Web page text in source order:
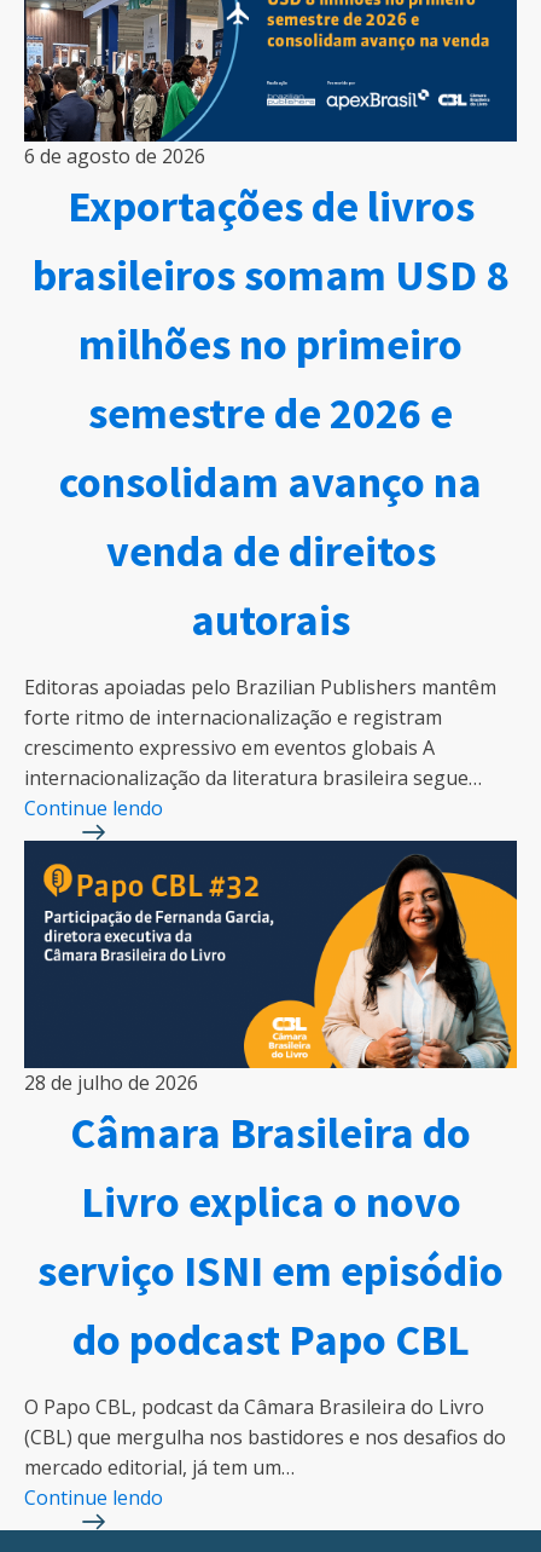
6 de agosto de 2026
Exportações de livros
brasileiros somam USD 8
milhões no primeiro
semestre de 2026 e
consolidam avanço na
venda de direitos
autorais
Editoras apoiadas pelo Brazilian Publishers mantêm
forte ritmo de internacionalização e registram
crescimento expressivo em eventos globais A
internacionalização da literatura brasileira segue…
Continue lendo
28 de julho de 2026
Câmara Brasileira do
Livro explica o novo
serviço ISNI em episódio
do podcast Papo CBL
O Papo CBL, podcast da Câmara Brasileira do Livro
(CBL) que mergulha nos bastidores e nos desafios do
mercado editorial, já tem um…
Continue lendo